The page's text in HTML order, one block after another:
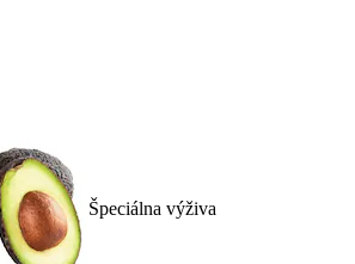
Špeciálna výživa